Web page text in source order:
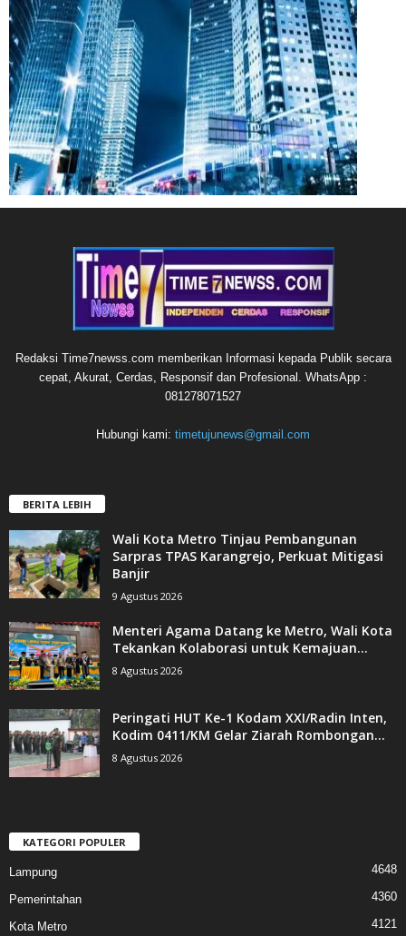
Redaksi Time7newss.com memberikan Informasi kepada Publik secara
cepat, Akurat, Cerdas, Responsif dan Profesional. WhatsApp :
081278071527
Hubungi kami: timetujunews@gmail.com
BERITA LEBIH
Wali Kota Metro Tinjau Pembangunan
Sarpras TPAS Karangrejo, Perkuat Mitigasi
Banjir
9 Agustus 2026
Menteri Agama Datang ke Metro, Wali Kota
Tekankan Kolaborasi untuk Kemajuan...
8 Agustus 2026
Peringati HUT Ke-1 Kodam XXI/Radin Inten,
Kodim 0411/KM Gelar Ziarah Rombongan...
8 Agustus 2026
KATEGORI POPULER
Lampung 4648
Pemerintahan 4360
Kota Metro 4121